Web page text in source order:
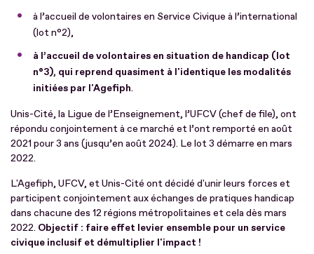
à l’accueil de volontaires en Service Civique à l’international
(lot n°2),
à l’accueil de volontaires en situation de handicap (lot
n°3), qui reprend quasiment à l'identique les modalités
initiées par l'Agefiph.
Unis-Cité, la Ligue de l’Enseignement, l’UFCV (chef de file), ont
répondu conjointement à ce marché et l’ont remporté en août
2021 pour 3 ans (jusqu’en août 2024). Le lot 3 démarre en mars
2022.
L'Agefiph, UFCV, et Unis-Cité ont décidé d'unir leurs forces et
participent conjointement aux échanges de pratiques handicap
dans chacune des 12 régions métropolitaines et cela dès mars
2022. Objectif : faire effet levier ensemble pour un service
civique inclusif et démultiplier l'impact !